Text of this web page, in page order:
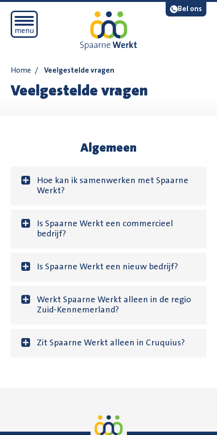
Bel ons
Open mobiel menu
menu
Lees voor
Home / Veelgestelde vragen
Veelgestelde vragen
Algemeen
Hoe kan ik samenwerken met Spaarne
Werkt?
Is Spaarne Werkt een commercieel
bedrijf?
Is Spaarne Werkt een nieuw bedrijf?
Werkt Spaarne Werkt alleen in de regio
Zuid-Kennemerland?
Zit Spaarne Werkt alleen in Cruquius?